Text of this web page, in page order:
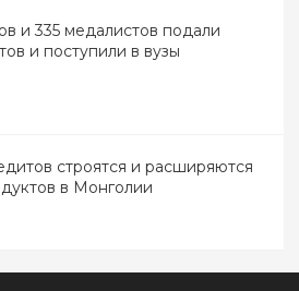
и 335 медалистов подали
и поступили в вузы
строятся и расширяются
в Монголии